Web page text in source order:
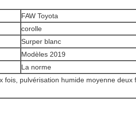
FAW Toyota
corolle
Surper blanc
Modèles 2019
La norme
pulvérisation humide moyenne deux